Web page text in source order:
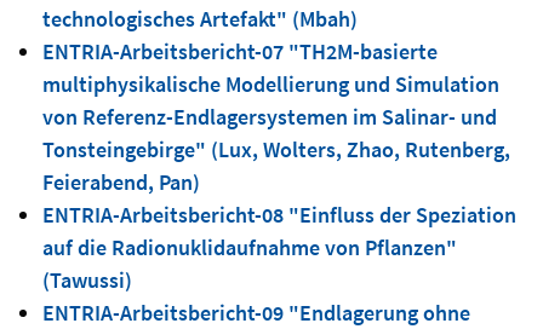
technologisches Artefakt" (Mbah)
ENTRIA-Arbeitsbericht-07 "TH2M-basierte
multiphysikalische Modellierung und Simulation
von Referenz-Endlagersystemen im Salinar- und
Tonsteingebirge" (Lux, Wolters, Zhao, Rutenberg,
Feierabend, Pan)
ENTRIA-Arbeitsbericht-08 "Einfluss der Speziation
auf die Radionuklidaufnahme von Pflanzen"
(Tawussi)
ENTRIA-Arbeitsbericht-09 "Endlagerung ohne